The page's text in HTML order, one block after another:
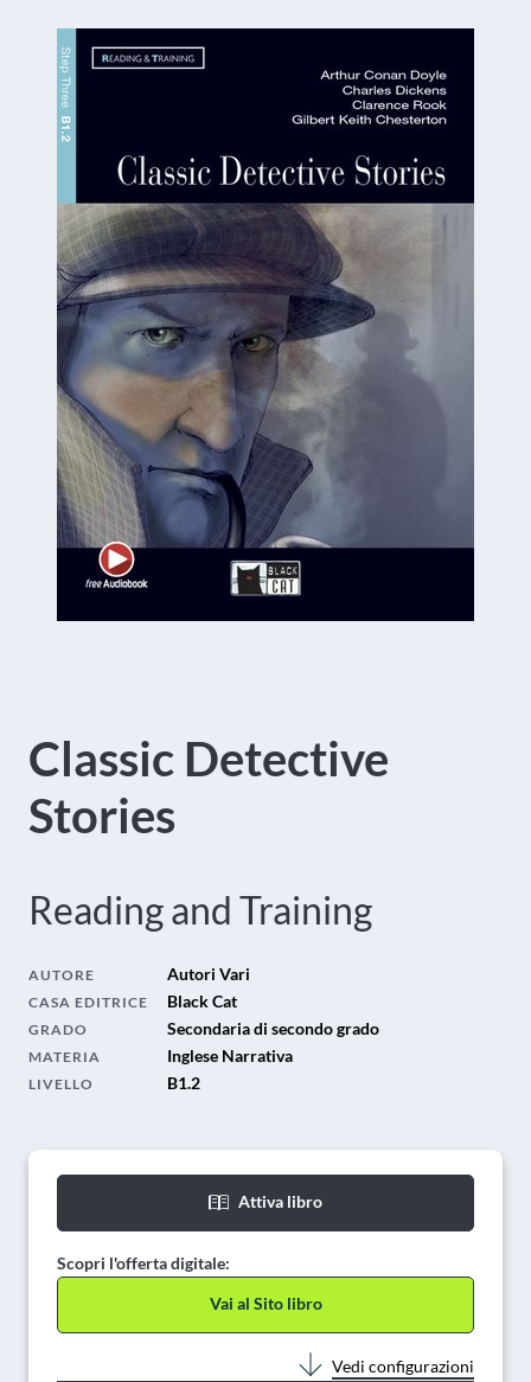
Classic Detective
Stories
Reading and Training
AUTORE Autori Vari
CASA EDITRICE Black Cat
GRADO Secondaria di secondo grado
MATERIA Inglese Narrativa
LIVELLO B1.2
Attiva libro
Scopri l'offerta digitale:
Vai al Sito libro
Vedi configurazioni